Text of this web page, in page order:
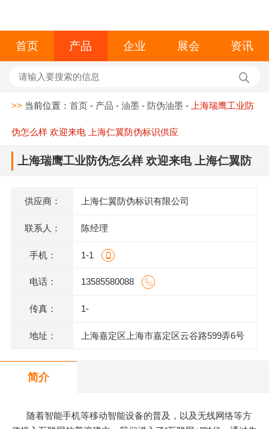
首页 产品 企业 展会 资讯
>> 当前位置：首页 - 产品 -油墨 - 防伪油墨 - 上海瑞鹰工业防
伪怎么样 欢迎来电 上海仁翼防伪标识供应
上海瑞鹰工业防伪怎么样 欢迎来电 上海仁翼防
供应商： 上海仁翼防伪标识有限公司
联系人： 陈经理
手机： 1-1
电话： 13585580088
传真： 1-
地址： 上海嘉定区上海市嘉定区云谷路599弄6号
简介
随着智能手机等移动智能设备的普及，以及无线网络等方